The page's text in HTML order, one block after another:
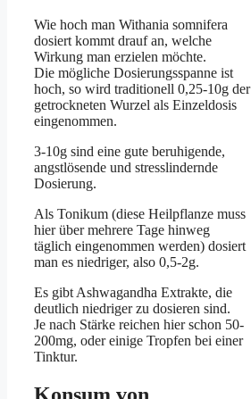
Wie hoch man Withania somnifera
dosiert kommt drauf an, welche
Wirkung man erzielen möchte.
Die mögliche Dosierungsspanne ist
hoch, so wird traditionell 0,25-10g der
getrockneten Wurzel als Einzeldosis
eingenommen.
3-10g sind eine gute beruhigende,
angstlösende und stresslindernde
Dosierung.
Als Tonikum (diese Heilpflanze muss
hier über mehrere Tage hinweg
täglich eingenommen werden) dosiert
man es niedriger, also 0,5-2g.
Es gibt Ashwagandha Extrakte, die
deutlich niedriger zu dosieren sind.
Je nach Stärke reichen hier schon 50-
200mg, oder einige Tropfen bei einer
Tinktur.